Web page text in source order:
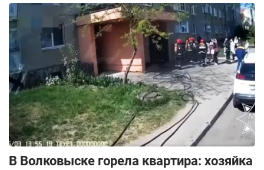
В Волковыске горела квартира: хозяйка